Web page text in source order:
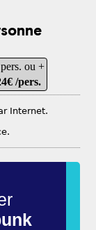
ou +
/pers.
Internet.